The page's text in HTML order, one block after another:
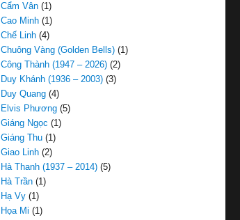
Cẩm Vân (1)
Cao Minh (1)
Chế Linh (4)
Chuông Vàng (Golden Bells) (1)
Công Thành (1947 – 2026) (2)
Duy Khánh (1936 – 2003) (3)
Duy Quang (4)
Elvis Phương (5)
Giáng Ngọc (1)
Giáng Thu (1)
Giao Linh (2)
Hà Thanh (1937 – 2014) (5)
Hà Trần (1)
Hạ Vy (1)
Họa Mi (1)